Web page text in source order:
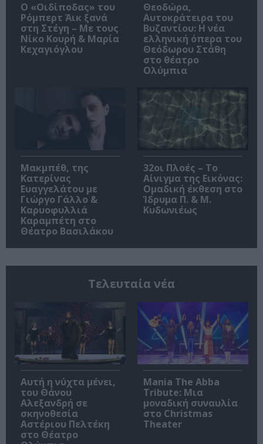
O «Οιδίποδας» του
Ρόμπερτ Άικ ξανά
στη Στέγη – Με τους
Νίκο Κουρή & Μαρία
Κεχαγιόγλου
Θεοδώρα,
Αυτοκράτειρα του
Βυζαντίου: Η νέα
ελληνική όπερα του
Θεόδωρου Στάθη
στο θέατρο
Ολύμπια
Μακμπέθ, της
Κατερίνας
Ευαγγελάτου με
Γιώργο Γάλλο &
Καρυοφυλλιά
Καραμπέτη στο
Θέατρο Βασιλάκου
32οι Πλοές – Το
Αίνιγμα της Εικόνας:
Ομαδική έκθεση στο
Ίδρυμα Π. & Μ.
Κυδωνιέως
Τελευταία νέα
Αυτή η νύχτα μένει,
του Θάνου
Αλεξανδρή σε
σκηνοθεσία
Αστέριου Πελτέκη
στο Θέατρο
Mania The Abba
Tribute: Μια
μοναδική συναυλία
στο Christmas
Theater